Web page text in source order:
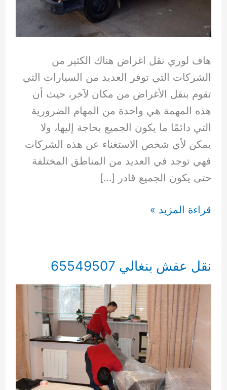
هاف لوري نقل اغراض هناك الكثير من
الشركات التي توفر العديد من السيارات التي
تقوم بنقل الأغراض من مكان لآخر، حيث أن
هذه المهمة هي واحدة من المهام الضرورية
التي دائمًا ما يكون الجميع بحاجة إليها، ولا
يمكن لأي شخص الاستغناء عن هذه الشركات
فهي توجد في العديد من المناطق المختلفة
حتى يكون الجميع قادر […]
هاف
نقل
اغراض
65549507
قراءة المزيد »
نقل عفش بنغالي 65549507